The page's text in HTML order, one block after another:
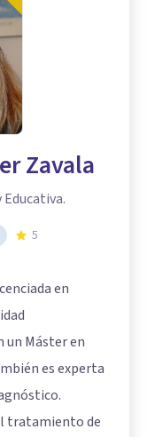
Zavala
5
en
un Máster en
es experta
tratamiento de